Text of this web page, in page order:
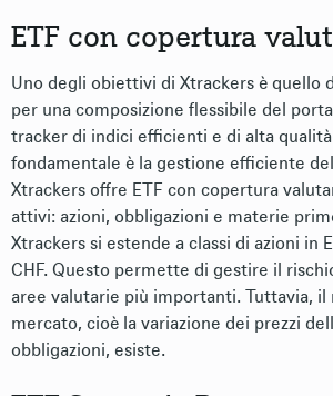
ETF con copertura
Uno degli obiettivi di Xtrackers è quello
per una composizione flessibile del
tracker di indici efficienti e di alta
fondamentale è la gestione efficiente
Xtrackers offre ETF con copertura
attivi: azioni, obbligazioni e materie
Xtrackers si estende a classi di azioni in
CHF. Questo permette di gestire il
aree valutarie più importanti. Tuttavia, il
mercato, cioè la variazione dei prezzi
obbligazioni, esiste.